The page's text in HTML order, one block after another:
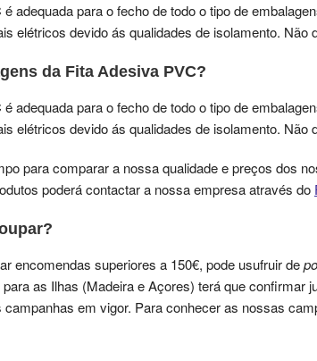
adequada para o fecho de todo o tipo de
elétricos devido ás qualidades de isolamento.
da Fita Adesiva PVC?
adequada para o fecho de todo o tipo de
elétricos devido ás qualidades de isolamento. Não
para comparar a nossa qualidade e preços dos
poderá contactar a nossa empresa através do
encomendas superiores a 150€, pode usufruir de
as Ilhas (Madeira e Açores) terá que confirmar
campanhas em vigor. Para conhecer as nossas